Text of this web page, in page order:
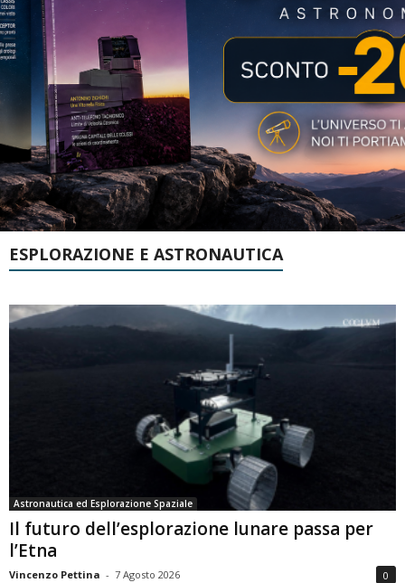
ESPLORAZIONE E ASTRONAUTICA
Astronautica ed Esplorazione Spaziale
Il futuro dell’esplorazione lunare passa per
l’Etna
Vincenzo Pettina - 7 Agosto 2026 0